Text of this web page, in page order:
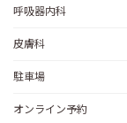
呼吸器内科
皮膚科
駐車場
オンライン予約